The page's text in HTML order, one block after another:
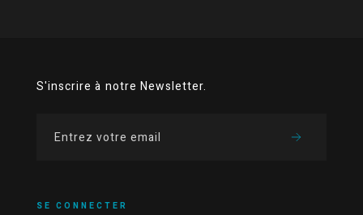
S'inscrire à notre Newsletter.
SE CONNECTER